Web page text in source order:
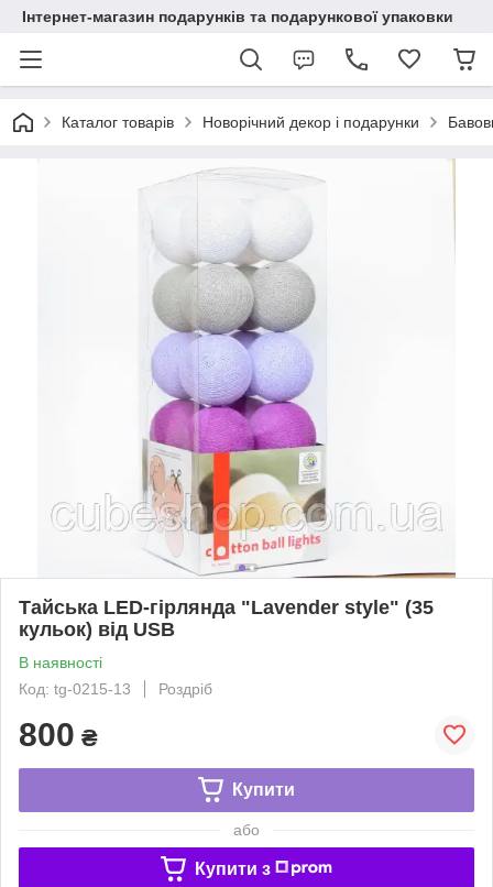
Інтернет-магазин подарунків та подарункової упаковки
Каталог товарів Новорічний декор і подарунки
Тайська LED-гірлянда "Lavender style" (35
кульок) від USB
В наявності
Код: tg-0215-13
Роздріб
800 ₴
Купити
або
Купити з